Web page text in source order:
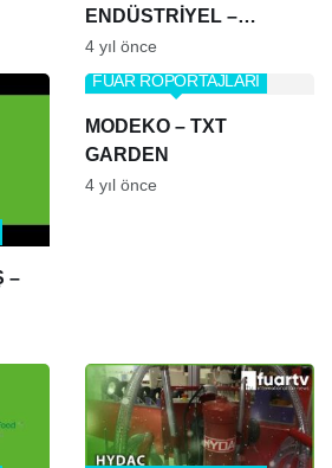
ENDÜSTRİYEL –
TURKCHEM FUYARI
(KİMYA FUARI) CNR
4 yıl önce
–
MODEKO – TXT
GARDEN
FUAR RÖPORTAJLARI
4 yıl önce